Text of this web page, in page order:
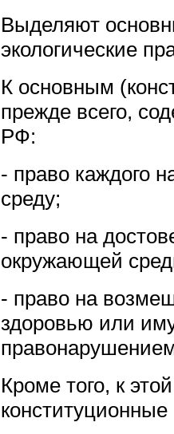
Выделяют
экологические
К основным
прежде всего,
РФ:
- право каждого
среду;
- право на
окружающей
- право на
здоровью или
Кроме того, к
конституционные